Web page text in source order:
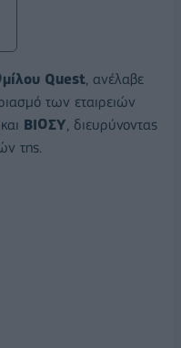
Quest , ανέλαβε
των εταιρειών
και ΒΙΟΣΥ , διευρύνοντας
της.